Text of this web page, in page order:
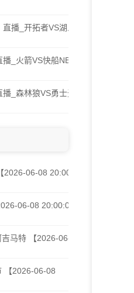
播_开拓者VS湖人NBA
_火箭VS快船NBA高清
_森林狼VS勇士无插件
06-08 20:00:00】
06-08 20:00:00】
马特 【2026-06-08
【2026-06-08